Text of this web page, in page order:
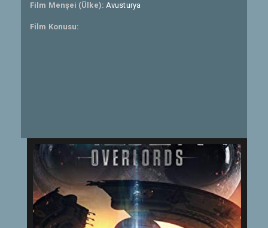
Film Menşei (Ülke): Avusturya
Film Konusu: